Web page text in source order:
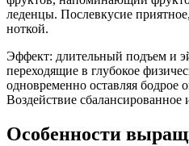
леденцы. Послевкусие
ноткой.
Эффект: длительный подъем и
переходящие в глубокое
одновременно оставляя бодрое
Воздействие сбалансированное
Особенности